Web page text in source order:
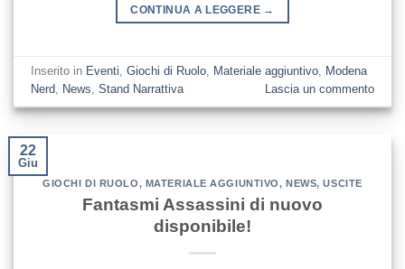
CONTINUA A LEGGERE →
Inserito in Eventi,Giochi di Ruolo, Materiale aggiuntivo, Modena
Nerd, News,Stand Narrattiva Lascia un commento
22
Giu
GIOCHI DI RUOLO, MATERIALE AGGIUNTIVO,NEWS,USCITE
Fantasmi Assassini di nuovo
disponibile!